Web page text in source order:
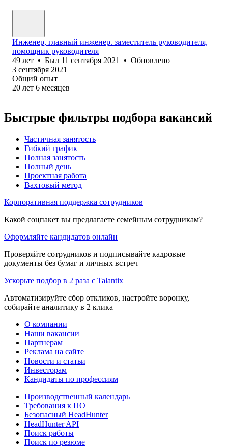
Инженер, главный инженер. заместитель руководителя,
помощник руководителя
49 лет • Был 11 сентября 2021 • Обновлено
3 сентября 2021
Общий опыт
20 лет 6 месяцев
Быстрые фильтры подбора вакансий
Частичная занятость
Гибкий график
Полная занятость
Полный день
Проектная работа
Вахтовый метод
Корпоративная поддержка сотрудников
Какой соцпакет вы предлагаете семейным сотрудникам?
Оформляйте кандидатов онлайн
Проверяйте сотрудников и подписывайте кадровые
документы без бумаг и личных встреч
Ускорьте подбор в 2 раза с Talantix
Автоматизируйте сбор откликов, настройте воронку,
собирайте аналитику в 2 клика
О компании
Наши вакансии
Партнерам
Реклама на сайте
Новости и статьи
Инвесторам
Кандидаты по профессиям
Производственный календарь
Требования к ПО
Безопасный HeadHunter
HeadHunter API
Поиск работы
Поиск по резюме